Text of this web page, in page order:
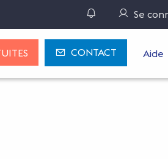
Gérer ses
Se
CONTACT Aide